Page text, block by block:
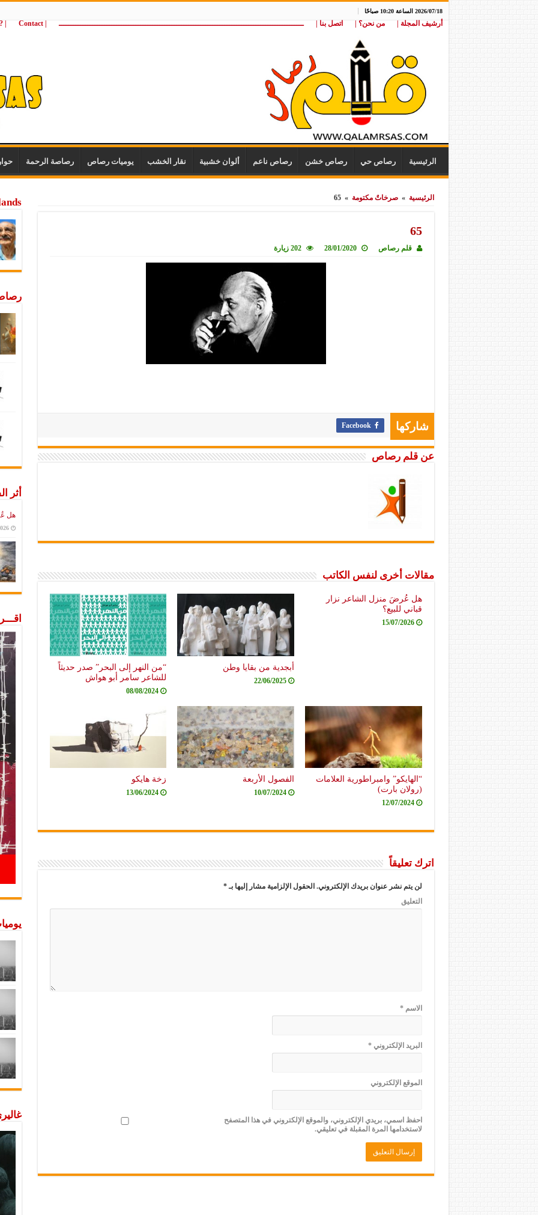
2026/07/18 الساعة 10:20 صباحًا
أرشيف المجلة | من نحن؟ | اتصل بنا | ــــــــــــــــــــــــــــــــــــــــــــــــــــــــــــــــــــــــــــــــــــــــــــــــــــــ | Contact
wij
الرئيسية رصاص حي رصاص خشن رصاص ناعم ألوان خشبية نقار الخشب يوميات رصاص رصاصة الرحمة
الرئيسية » صرخاتٌ مكتومة »
65
65
قلم رصاص 28/01/2020 202 زيارة
شاركها Facebook
عن قلم رصاص
مقالات أخرى لنفس الكاتب
هل عُرضَ منزل الشاعر نزار
قباني للبيع؟
15/07/2026
أبجدية من بقايا وطن
22/06/2025
“من النهر إلى البحر” صدر حديثاً
للشاعر سامر أبو هواش
08/08/2024
“الهايكو” وامبراطورية العلامات
(رولان بارت)
12/07/2024
الفصول الأربعة
10/07/2024
زخة هايكو
13/06/2024
اترك تعليقاً
لن يتم نشر عنوان بريدك الإلكتروني. الحقول الإلزامية مشار إليها بـ*
التعليق
الاسم*
البريد الإلكتروني*
الموقع الإلكتروني
احفظ اسمي، بريدي الإلكتروني، والموقع الإلكتروني في هذا المتصفح
لاستخدامها المرة المقبلة في تعليقي.
أثر
هل